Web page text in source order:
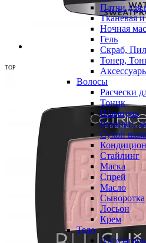
Патчи для
Тканевая и
Ночная
Гель
Скраб,
Тонер,
Волосы
Расчески
Тоник
Шампунь
Резинки,
Сухой
Стайлинг
Маска
Спрей
Масло
Сыворотка
Лосьон
Крем
Тело
TOP